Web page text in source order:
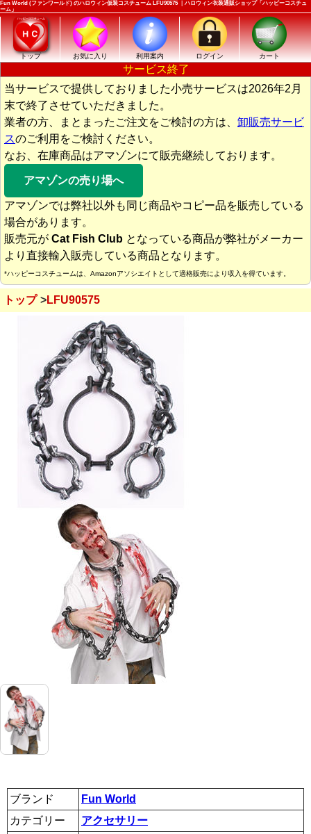
Fun World (ファンワールド) のハロウィン仮装コスチューム LFU90575 ｜ハロウィン衣装通販ショップ「ハッピーコスチュ
ーム」
トップ お気に入り 利用案内 ログイン カート
サービス終了
当サービスで提供しておりました小売サービスは2026年2月
末で終了させていただきました。
業者の方、まとまったご注文をご検討の方は、 卸販売サービ
スのご利用をご検討ください。
なお、在庫商品はアマゾンにて販売継続しております。
アマゾンの売り場へ
アマゾンでは弊社以外も同じ商品やコピー品を販売している
場合があります。
販売元が Cat Fish Club となっている商品が弊社がメーカー
より直接輸入販売している商品となります。
*ハッピーコスチュームは、Amazonアソシエイトとして適格販売により収入を得ています。
トップ LFU90575
ブランド
Fun World
カテゴリー
アクセサリー